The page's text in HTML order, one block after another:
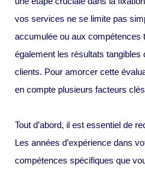
vos services ne se limite pas
accumulée ou aux compétences
également les résultats tangibles
clients. Pour amorcer cette
en compte plusieurs facteurs
Tout d’abord, il est essentiel de
Les années d’expérience dans
compétences spécifiques que